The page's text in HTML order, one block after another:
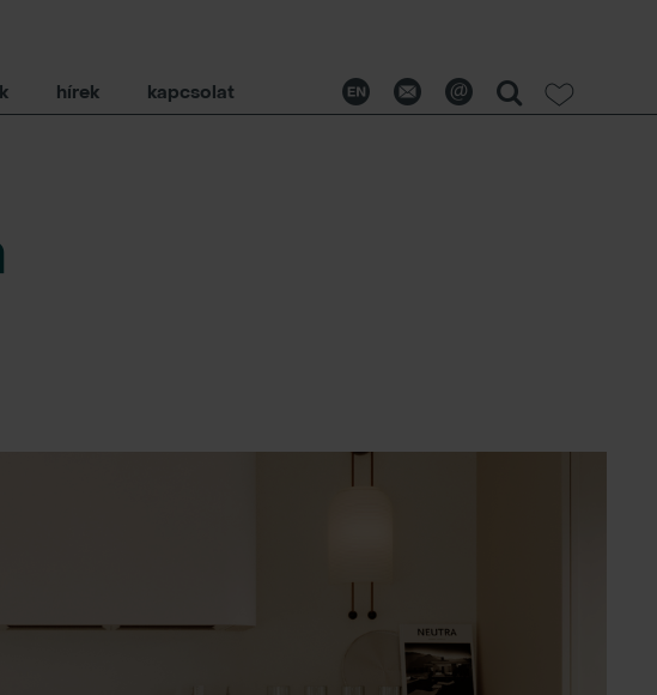
hírek kapcsolat